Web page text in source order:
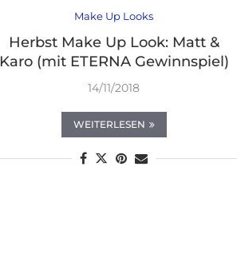
Make Up Looks
Herbst Make Up Look: Matt &
Karo (mit ETERNA Gewinnspiel)
14/11/2018
WEITERLESEN